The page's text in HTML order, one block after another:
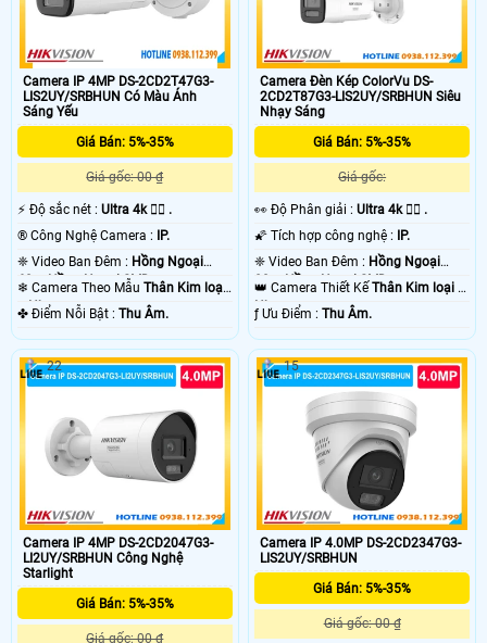
Camera IP 4MP DS-2CD2T47G3-
LIS2UY/SRBHUN Có Màu Ánh
Sáng Yếu
Giá Bán: 5%-35%
Giá gốc: 00 ₫
️⚡ Độ sắc nét : Ultra 4k 👍🏾 .
®️ Công Nghệ Camera :
IP.
❈ Video Ban Đêm : Hồng Ngoại
60m Hồng Ngoại SMD.
❄ Camera Theo Mẫu Thân Kim loại
+ Nhựa.
️✤ Điểm Nỗi Bật : Thu Âm.
Camera Đèn Kép ColorVu DS-
2CD2T87G3-LIS2UY/SRBHUN Siêu
Nhạy Sáng
Giá Bán: 5%-35%
Giá gốc:
️👀 Độ Phân giải :Ultra 4k 👍🏾 .
🌠 Tích hợp công nghệ :
IP.
❈ Video Ban Đêm : Hồng Ngoại
80m Hồng Ngoại SMD.
👑 Camera Thiết KếThân Kim loại +
Nhựa.
️ƒ Ưu Điểm :Thu Âm.
Camera IP 4MP DS-2CD2047G3-
LI2UY/SRBHUN Công Nghệ
Starlight
Giá Bán: 5%-35%
Giá gốc: 00 ₫
22
Camera IP 4.0MP DS-2CD2347G3-
LIS2UY/SRBHUN
Giá Bán: 5%-35%
Giá gốc: 00 ₫
15